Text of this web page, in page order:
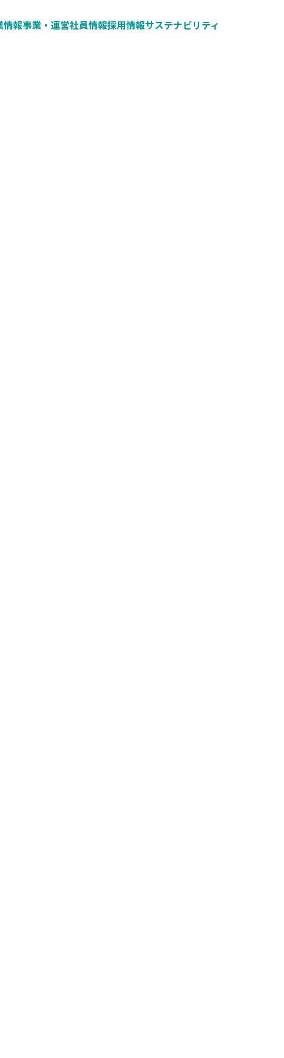
情報事業・運営社員情報採用情報サステナビリティ